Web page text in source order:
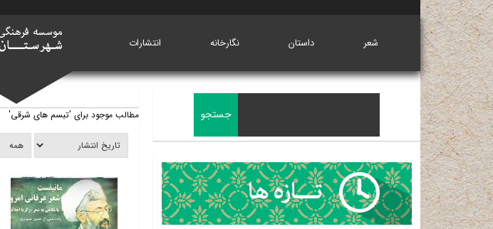
شعر داستان نگارخانه انتشارات خانه
مطالب موجود برای 'تبسم های شرقی'